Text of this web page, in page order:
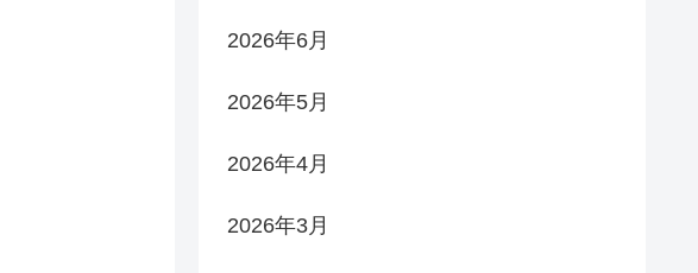
2026年6月
2026年5月
2026年4月
2026年3月